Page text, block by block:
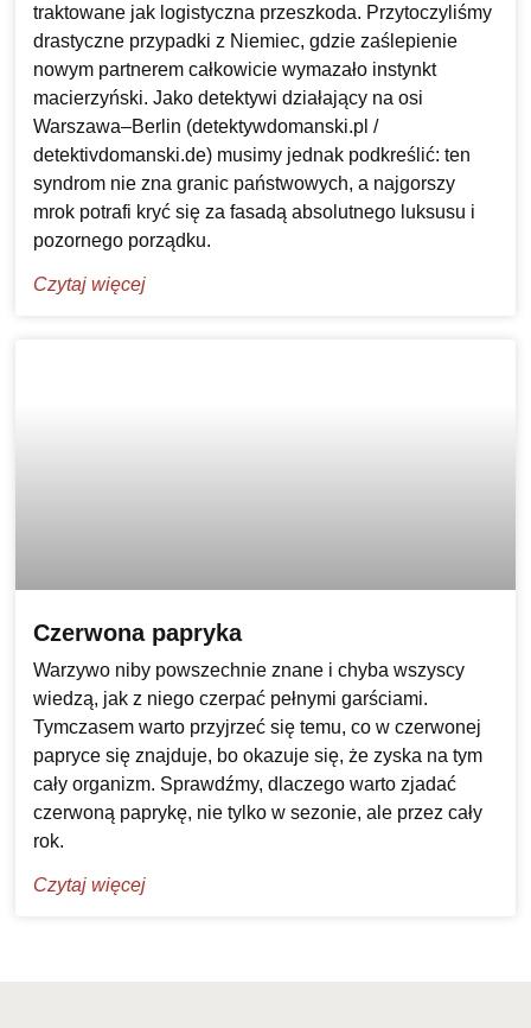
traktowane jak logistyczna przeszkoda. Przytoczyliśmy
drastyczne przypadki z Niemiec, gdzie zaślepienie
nowym partnerem całkowicie wymazało instynkt
macierzyński. Jako detektywi działający na osi
Warszawa–Berlin (detektywdomanski.pl /
detektivdomanski.de) musimy jednak podkreślić: ten
syndrom nie zna granic państwowych, a najgorszy
mrok potrafi kryć się za fasadą absolutnego luksusu i
pozornego porządku.
Czytaj więcej
Czerwona papryka
Warzywo niby powszechnie znane i chyba wszyscy
wiedzą, jak z niego czerpać pełnymi garściami.
Tymczasem warto przyjrzeć się temu, co w czerwonej
papryce się znajduje, bo okazuje się, że zyska na tym
cały organizm. Sprawdźmy, dlaczego warto zjadać
czerwoną paprykę, nie tylko w sezonie, ale przez cały
rok.
Czytaj więcej